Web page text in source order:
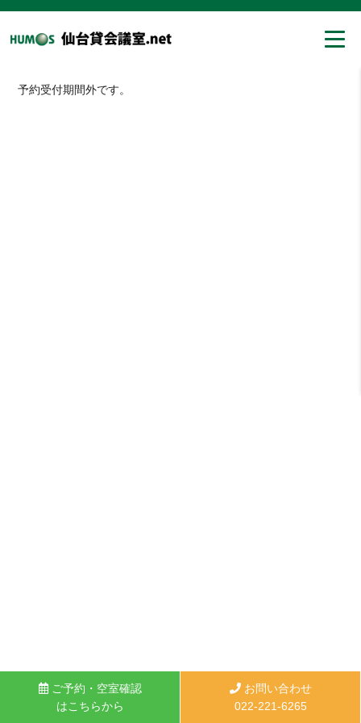
ご予約・空室確認
はこちらから
お問い合わせ
022-221-6265
予約受付期間外です。